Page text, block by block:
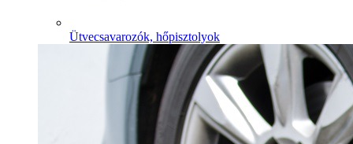
Ütvecsavarozók, hőpisztolyok